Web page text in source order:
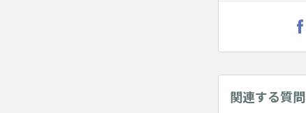
関連する質問